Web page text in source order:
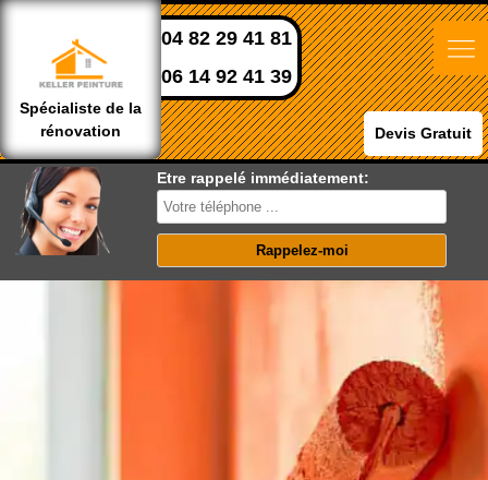
Spécialiste de la
rénovation
04 82 29 41 81
06 14 92 41 39
Devis Gratuit
Etre rappelé immédiatement: